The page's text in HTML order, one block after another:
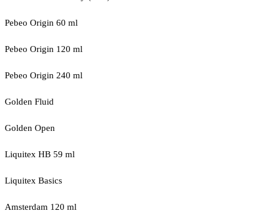
Pebeo Origin 60 ml
Pebeo Origin 120 ml
Pebeo Origin 240 ml
Golden Fluid
Golden Open
Liquitex HB 59 ml
Liquitex Basics
Amsterdam 120 ml